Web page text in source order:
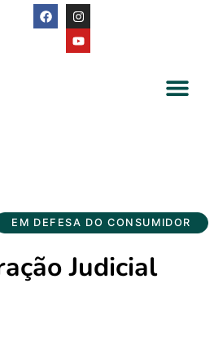
EM DEFESA DO CONSUMIDOR
Judicial